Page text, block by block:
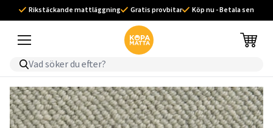
Rikstäckande mattläggning Gratis provbitar Köp nu - Betala sen